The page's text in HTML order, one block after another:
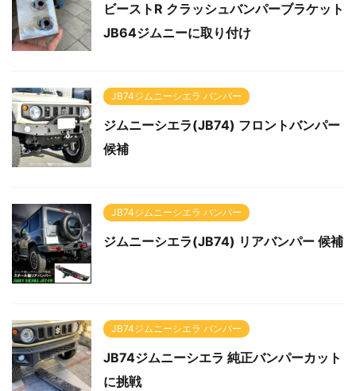
ビーストR クラッシュバンパーブラケット
JB64ジムニーに取り付け
JB74ジムニーシエラ バンパー
ジムニーシエラ(JB74) フロントバンパー
候補
JB74ジムニーシエラ バンパー
ジムニーシエラ(JB74) リアバンパー 候補
JB74ジムニーシエラ バンパー
JB74ジムニーシエラ 純正バンパーカット
に挑戦